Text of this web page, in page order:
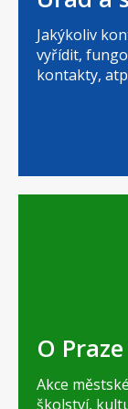
Jakýkoliv
vyřídit,
kontakty,
O
Akce
školství,